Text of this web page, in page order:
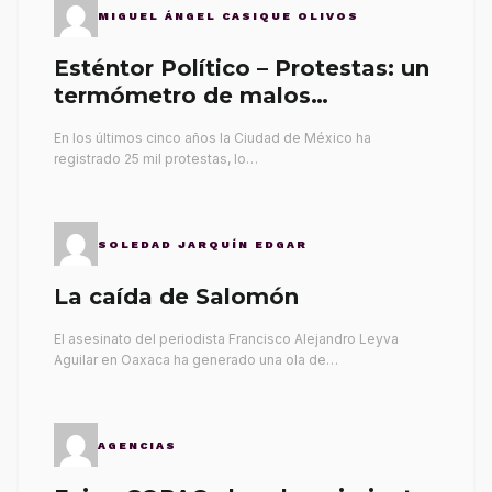
MIGUEL ÁNGEL CASIQUE OLIVOS
Esténtor Político – Protestas: un
termómetro de malos
En los últimos cinco años la Ciudad de México ha
registrado 25 mil protestas, lo…
SOLEDAD JARQUÍN EDGAR
La caída de Salomón
El asesinato del periodista Francisco Alejandro Leyva
Aguilar en Oaxaca ha generado una ola de…
AGENCIAS